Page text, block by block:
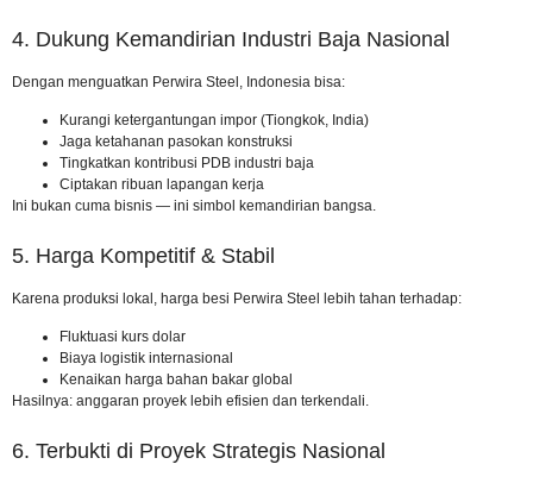
4. Dukung Kemandirian Industri Baja Nasional
Dengan menguatkan Perwira Steel, Indonesia bisa:
Kurangi ketergantungan impor (Tiongkok, India)
Jaga ketahanan pasokan konstruksi
Tingkatkan kontribusi PDB industri baja
Ciptakan ribuan lapangan kerja
Ini bukan cuma bisnis — ini simbol kemandirian bangsa.
5. Harga Kompetitif & Stabil
Karena produksi lokal, harga besi Perwira Steel lebih tahan terhadap:
Fluktuasi kurs dolar
Biaya logistik internasional
Kenaikan harga bahan bakar global
Hasilnya: anggaran proyek lebih efisien dan terkendali.
6. Terbukti di Proyek Strategis Nasional